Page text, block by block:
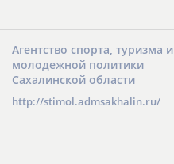
Агентство спорта, туризма и
молодежной политики
Сахалинской области
http://stimol.admsakhalin.ru/